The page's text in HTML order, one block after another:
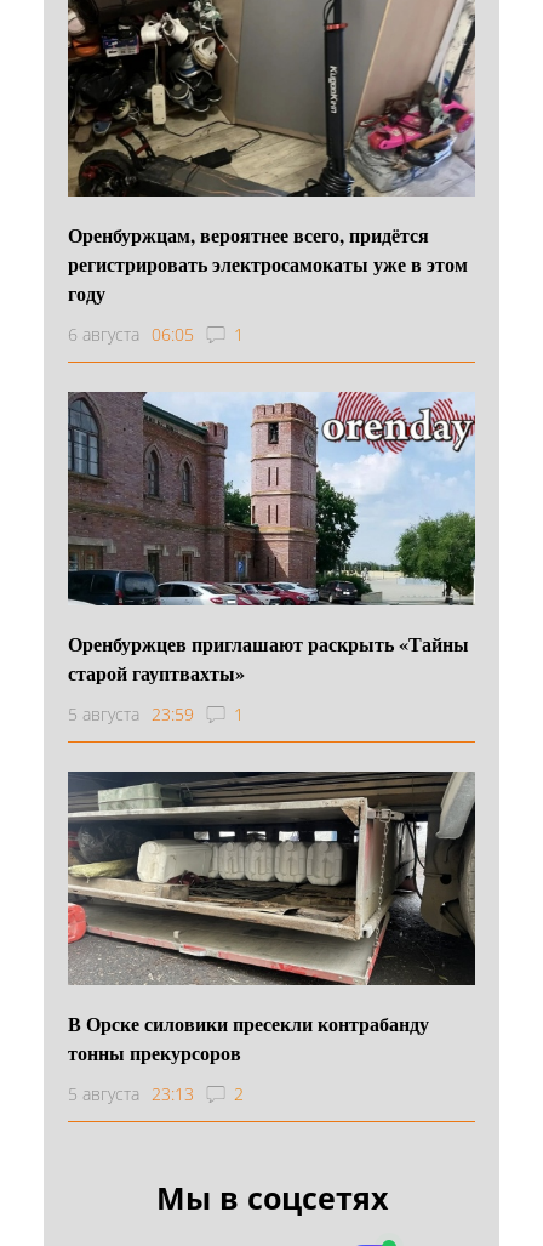
Оренбуржцам, вероятнее всего, придётся
регистрировать электросамокаты уже в этом
году
6 августа 06:05 1
Оренбуржцев приглашают раскрыть «Тайны
старой гауптвахты»
5 августа 23:59 1
В Орске силовики пресекли контрабанду
тонны прекурсоров
5 августа 23:13 2
Мы в соцсетях